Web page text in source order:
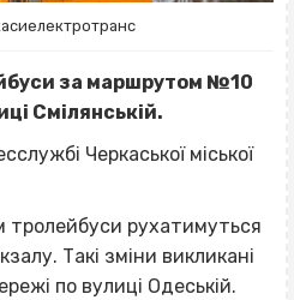
за маршрутом №10
Смілянській.
Черкаської міської
рухатимуться
Такі зміни викликані
по вулиці Одеській.